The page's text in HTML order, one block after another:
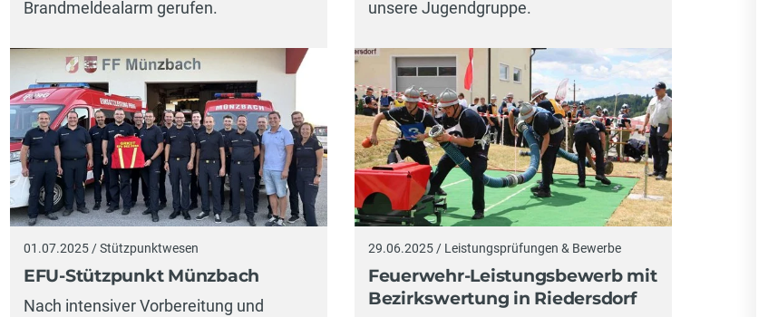
Brandmeldealarm gerufen.
unsere Jugendgruppe.
01.07.2025 / Stützpunktwesen
EFU-Stützpunkt Münzbach
Nach intensiver Vorbereitung und
29.06.2025 / Leistungsprüfungen & Bewerbe
Feuerwehr-Leistungsbewerb mit
Bezirkswertung in Riedersdorf